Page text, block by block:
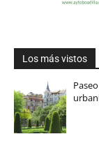
Los más vistos